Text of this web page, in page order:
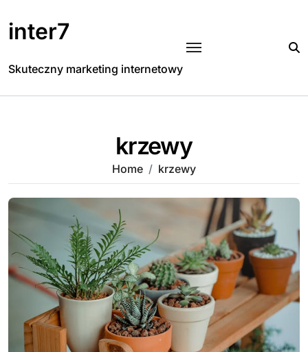
to
content
inter7
Skuteczny marketing internetowy
krzewy
Home krzewy